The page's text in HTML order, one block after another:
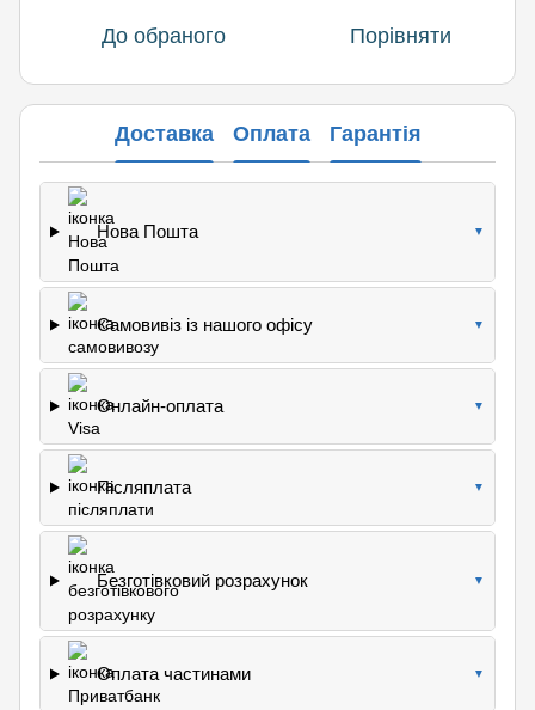
До обраного Порівняти
Доставка Оплата Гарантія
Нова Пошта ▼
Самовивіз із нашого офісу ▼
Онлайн-оплата ▼
Післяплата ▼
Безготівковий розрахунок ▼
Оплата частинами ▼